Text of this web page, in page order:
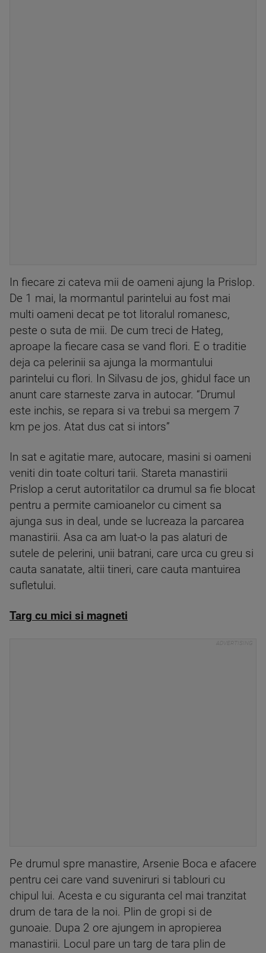
In fiecare zi cateva mii de oameni ajung la Prislop.
De 1 mai, la mormantul parintelui au fost mai
multi oameni decat pe tot litoralul romanesc,
peste o suta de mii. De cum treci de Hateg,
aproape la fiecare casa se vand flori. E o traditie
deja ca pelerinii sa ajunga la mormantului
parintelui cu flori. In Silvasu de jos, ghidul face un
anunt care starneste zarva in autocar. “Drumul
este inchis, se repara si va trebui sa mergem 7
km pe jos. Atat dus cat si intors”
In sat e agitatie mare, autocare, masini si oameni
veniti din toate colturi tarii. Stareta manastirii
Prislop a cerut autoritatilor ca drumul sa fie blocat
pentru a permite camioanelor cu ciment sa
ajunga sus in deal, unde se lucreaza la parcarea
manastirii. Asa ca am luat-o la pas alaturi de
sutele de pelerini, unii batrani, care urca cu greu si
cauta sanatate, altii tineri, care cauta mantuirea
sufletului.
Targ cu mici si magneti
Pe drumul spre manastire, Arsenie Boca e afacere
pentru cei care vand suveniruri si tablouri cu
chipul lui. Acesta e cu siguranta cel mai tranzitat
drum de tara de la noi. Plin de gropi si de
gunoaie. Dupa 2 ore ajungem in apropierea
manastirii. Locul pare un targ de tara plin de